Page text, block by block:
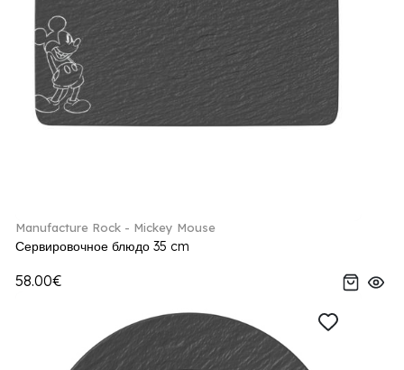
Manufacture Rock - Mickey Mouse
Сервировочное блюдо 35 cm
58.00€